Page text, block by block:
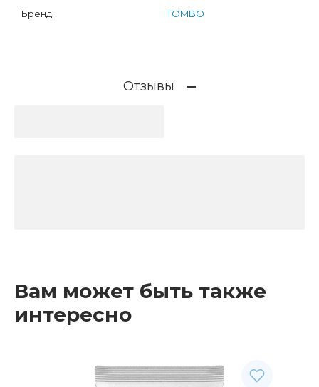
Бренд TOMBO
Отзывы
Вам может быть также
интересно